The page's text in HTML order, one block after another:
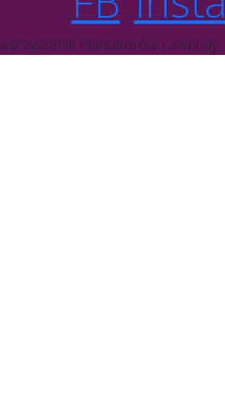
Plantatorów Lawendy